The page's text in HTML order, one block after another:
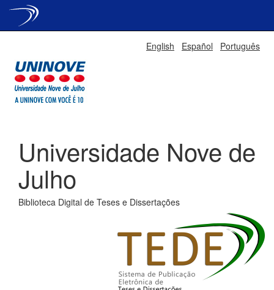
English Español Português
Universidade Nove de
Julho
Biblioteca Digital de Teses e Dissertações